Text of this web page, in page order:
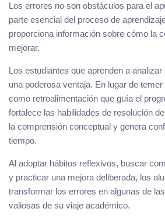
Los errores no son obstáculos para el
parte esencial del proceso de
proporciona información sobre cómo la
mejorar.
Los estudiantes que aprenden a
una poderosa ventaja. En lugar de
como retroalimentación que guía el
fortalece las habilidades de resolución
la comprensión conceptual y genera
tiempo.
Al adoptar hábitos reflexivos, buscar
y practicar una mejora deliberada, los
transformar los errores en algunas de
valiosas de su viaje académico.